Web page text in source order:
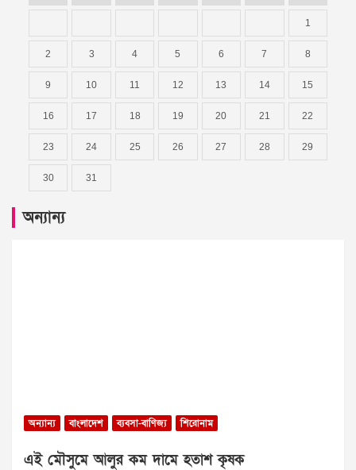
1
2 3 4 5 6 7 8
9 10 11 12 13 14 15
16 17 18 19 20 21 22
23 24 25 26 27 28 29
30 31
অন্যান্য
অন্যান্য বাংলাদেশ ব্যবসা-বাণিজ্য শিরোনাম
এই মৌসুমে আলুর কম দামে হতাশ কৃষক